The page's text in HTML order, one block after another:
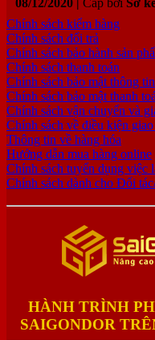
08/12/2020 |
Cấp bởi Sở
Chính sách kiểm hàng
Chính sách đổi trả
Chính sách bảo hành sản
Chính sách thanh toán
Chính sách bảo mật thông tin
Chính sách bảo mật thanh
Chính sách vận chuyển và
Chính sách về điều kiện
Thông tin về hàng hóa
Hướng dẫn mua hàng online
Chính sách tuyển dụng việc
Chính sách dành cho Đối
HÀNH TRÌNH
SAIGONDOR